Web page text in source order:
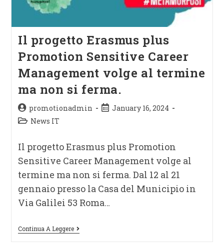
Il progetto Erasmus plus
Promotion Sensitive Career
Management volge al termine
ma non si ferma.
promotionadmin
January 16, 2024
News IT
Il progetto Erasmus plus Promotion
Sensitive Career Management volge al
termine ma non si ferma. Dal 12 al 21
gennaio presso la Casa del Municipio in
Via Galilei 53 Roma…
Continua A Leggere